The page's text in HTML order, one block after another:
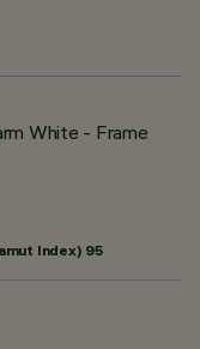
White - Frame
Index) 95